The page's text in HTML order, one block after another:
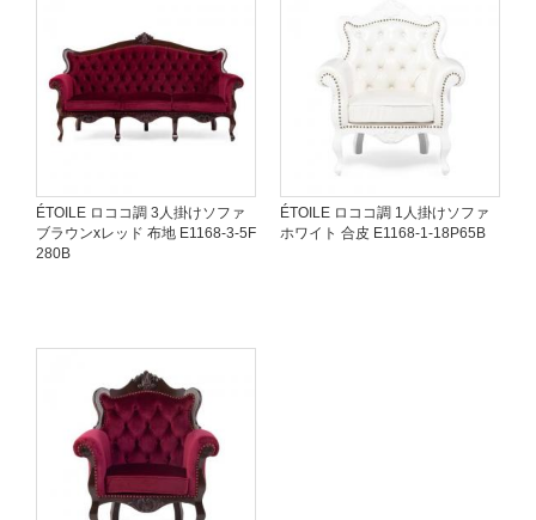
ÉTOILE ロココ調 3人掛けソファ
ブラウンxレッド 布地 E1168-3-5F
280B
ÉTOILE ロココ調 1人掛けソファ
ホワイト 合皮 E1168-1-18P65B